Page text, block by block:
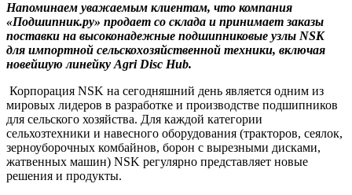
Напоминаем уважаемым клиентам, что компания
«Подшипник.ру» продает со склада и принимает заказы
поставки на высоконадежные подшипниковые узлы NSK
для импортной сельскохозяйственной техники, включая
новейшую линейку Agri Disc Hub.
Корпорация NSK на сегодняшний день является одним из
мировых лидеров в разработке и производстве подшипников
для сельского хозяйства. Для каждой категории
сельхозтехники и навесного оборудования (тракторов, сеялок,
зерноуборочных комбайнов, борон с вырезными дисками,
жатвенных машин) NSK регулярно представляет новые
решения и продукты.